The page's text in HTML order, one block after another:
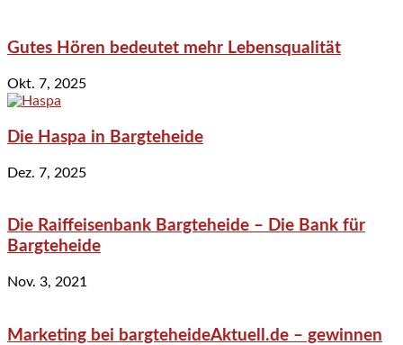
Gutes Hören bedeutet mehr Lebensqualität
Okt. 7, 2025
Die Haspa in Bargteheide
Dez. 7, 2025
Die Raiffeisenbank Bargteheide – Die Bank für
Bargteheide
Nov. 3, 2021
Marketing bei bargteheideAktuell.de – gewinnen